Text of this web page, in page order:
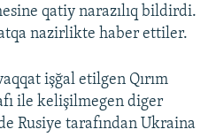
qatiy narazılıq bildirdi.
nazirlikte haber ettiler.
işğal etilgen Qırım
ile kelişilmegen diger
Rusiye tarafından Ukraina